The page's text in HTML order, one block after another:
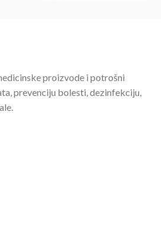
proizvode i potrošni
prevenciju bolesti, dezinfekciju,